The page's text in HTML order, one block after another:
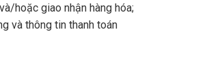
hoặc giao nhận hàng hóa;
và thông tin thanh toán